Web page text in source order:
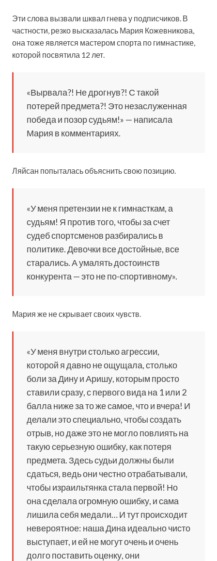
Эти слова вызвали шквал гнева у подписчиков. В
частности, резко высказалась Мария Кожевникова,
она тоже является мастером спорта по гимнастике,
которой посвятила 12 лет.
«Вырвала?! Не дрогнув?! С такой
потерей предмета?! Это незаслуженная
победа и позор судьям!» — написала
Мария в комментариях.
Ляйсан попыталась объяснить свою позицию.
«У меня претензии не к гимнасткам, а
судьям! Я против того, чтобы за счет
судеб спортсменов разбирались в
политике. Девочки все достойные, все
старались. А умалять достоинств
конкурента — это не по-спортивному».
Мария же не скрывает своих чувств.
«У меня внутри столько агрессии,
которой я давно не ощущала, столько
боли за Дину и Аришу, которым просто
ставили сразу, с первого вида на 1 или 2
балла ниже за то же самое, что и вчера! И
делали это специально, чтобы создать
отрыв, но даже это не могло повлиять на
такую серьезную ошибку, как потеря
предмета. Здесь судьи должны были
сдаться, ведь они честно отрабатывали,
чтобы израильтянка стала первой! Но
она сделала огромную ошибку, и сама
лишила себя медали… И тут происходит
невероятное: наша Дина идеально чисто
выступает, и ей не могут очень и очень
долго поставить оценку, они